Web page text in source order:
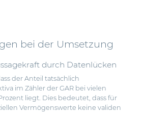
bei der Umsetzung
durch Datenlücken
der Anteil tatsächlich
im Zähler der GAR bei vielen
liegt. Dies bedeutet, dass für
Vermögenswerte keine validen